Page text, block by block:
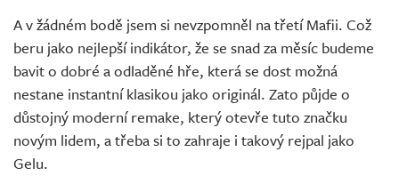
A v žádném bodě jsem si nevzpomněl na třetí Mafii. Což
beru jako nejlepší indikátor, že se snad za měsíc budeme
bavit o dobré a odladěné hře, která se dost možná
nestane instantní klasikou jako originál. Zato půjde o
důstojný moderní remake, který otevře tuto značku
novým lidem, a třeba si to zahraje i takový rejpal jako
Gelu.